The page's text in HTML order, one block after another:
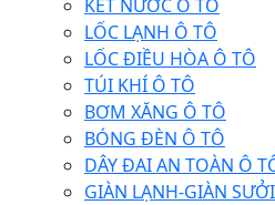
KÉT NƯỚC Ô TÔ
LỐC LẠNH Ô TÔ
LỐC ĐIỀU HÒA Ô TÔ
TÚI KHÍ Ô TÔ
BƠM XĂNG Ô TÔ
BÓNG ĐÈN Ô TÔ
DÂY ĐAI AN TOÀN Ô
GIÀN LẠNH-GIÀN